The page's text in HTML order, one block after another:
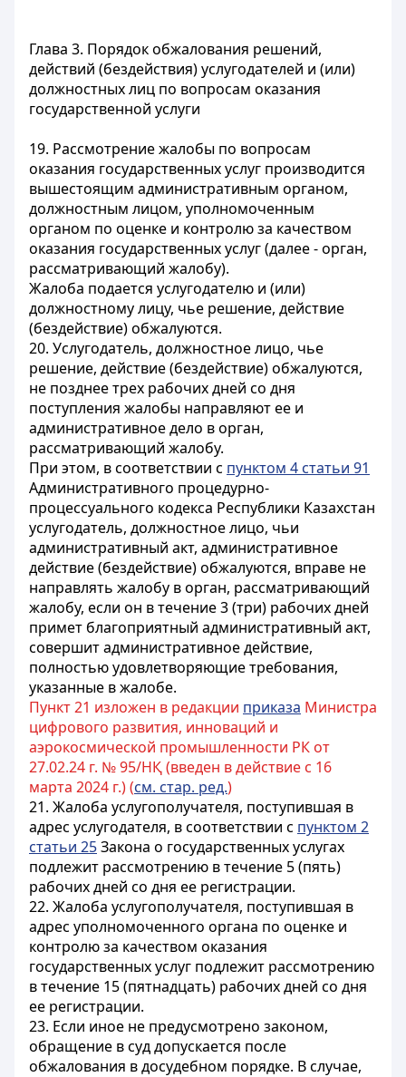
Глава 3. Порядок обжалования решений,
действий (бездействия) услугодателей и (или)
должностных лиц по вопросам оказания
государственной услуги
19. Рассмотрение жалобы по вопросам
оказания государственных услуг производится
вышестоящим административным органом,
должностным лицом, уполномоченным
органом по оценке и контролю за качеством
оказания государственных услуг (далее - орган,
рассматривающий жалобу).
Жалоба подается услугодателю и (или)
должностному лицу, чье решение, действие
(бездействие) обжалуются.
20. Услугодатель, должностное лицо, чье
решение, действие (бездействие) обжалуются,
не позднее трех рабочих дней со дня
поступления жалобы направляют ее и
административное дело в орган,
рассматривающий жалобу.
При этом, в соответствии с пунктом 4 статьи 91
Административного процедурно-
процессуального кодекса Республики Казахстан
услугодатель, должностное лицо, чьи
административный акт, административное
действие (бездействие) обжалуются, вправе не
направлять жалобу в орган, рассматривающий
жалобу, если он в течение 3 (три) рабочих дней
примет благоприятный административный акт,
совершит административное действие,
полностью удовлетворяющие требования,
указанные в жалобе.
Пункт 21 изложен в редакции приказа Министра
цифрового развития, инноваций и
аэрокосмической промышленности РК от
27.02.24 г. № 95/НҚ (введен в действие с 16
марта 2024 г.) (см. стар. ред.)
21. Жалоба услугополучателя, поступившая в
адрес услугодателя, в соответствии с пунктом 2
статьи 25Закона о государственных услугах
подлежит рассмотрению в течение 5 (пять)
рабочих дней со дня ее регистрации.
22. Жалоба услугополучателя, поступившая в
адрес уполномоченного органа по оценке и
контролю за качеством оказания
государственных услуг подлежит рассмотрению
в течение 15 (пятнадцать) рабочих дней со дня
ее регистрации.
23. Если иное не предусмотрено законом,
обращение в суд допускается после
обжалования в досудебном порядке. В случае,